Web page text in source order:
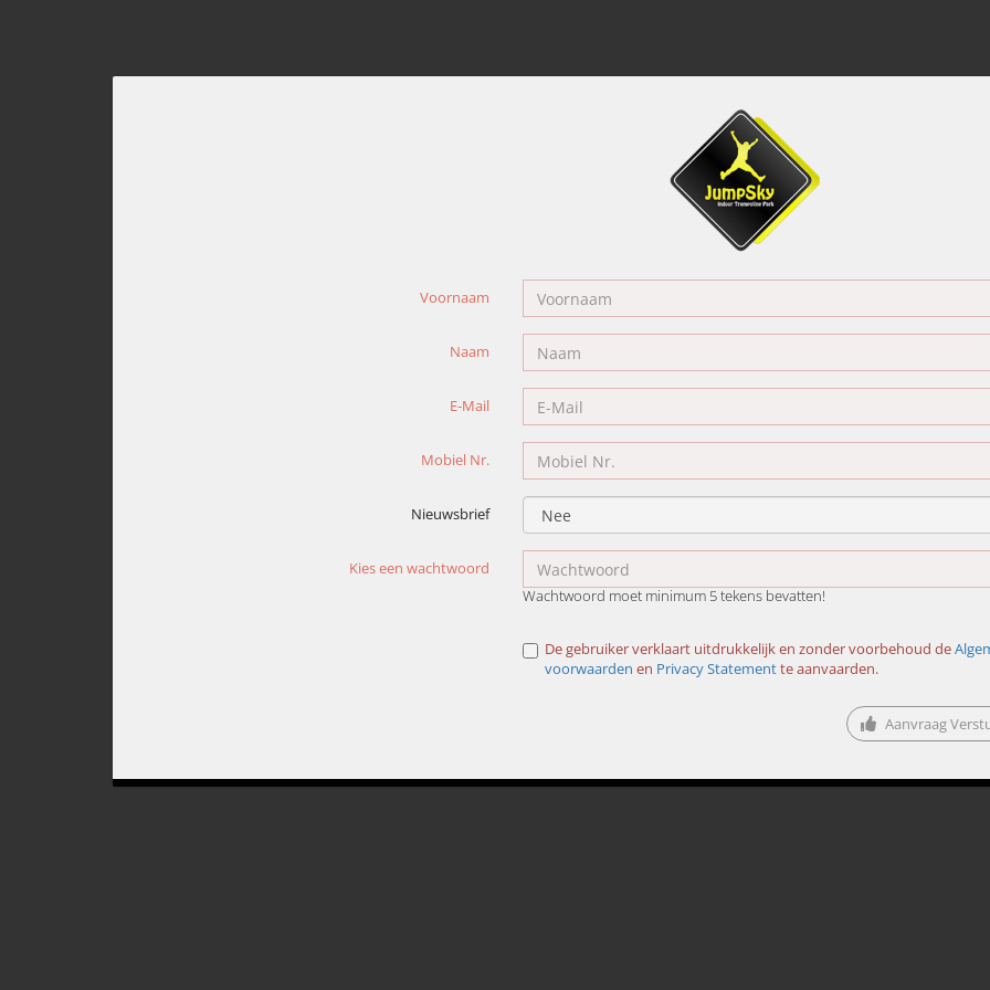
Voornaam
Naam
E-Mail
Mobiel Nr.
Nieuwsbrief
Kies een wachtwoord
Wachtwoord moet minimum 5 tekens bevatten!
De gebruiker verklaart uitdrukkelijk en zonder voorbehoud de
voorwaarden en Privacy Statementte aanvaarden.
Aanvraag